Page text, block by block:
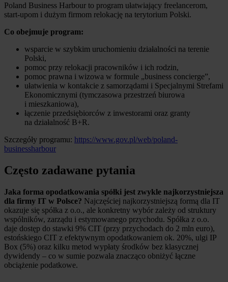
Poland Business Harbour to program ułatwiający freelancerom,
start-upom i dużym firmom relokację na terytorium Polski.
Co obejmuje program:
wsparcie w szybkim uruchomieniu działalności na terenie
Polski,
pomoc przy relokacji pracowników i ich rodzin,
pomoc prawna i wizowa w formule „business concierge”,
ułatwienia w kontakcie z samorządami i Specjalnymi Strefami
Ekonomicznymi (tymczasowa przestrzeń biurowa
i mieszkaniowa),
łączenie przedsiębiorców z inwestorami oraz granty
na działalność B+R.
Szczegóły programu: https://www.gov.pl/web/poland-
businessharbour
Często zadawane pytania
Jaka forma opodatkowania spółki jest zwykle najkorzystniejsza
dla firmy IT w Polsce? Najczęściej najkorzystniejszą formą dla IT
okazuje się spółka z o.o., ale konkretny wybór zależy od struktury
wspólników, zarządu i estymowanego przychodu. Spółka z o.o.
daje dostęp do stawki 9% CIT (przy przychodach do 2 mln euro),
estońskiego CIT z efektywnym opodatkowaniem ok. 20%, ulgi IP
Box (5%) oraz kilku metod wypłaty środków bez klasycznej
dywidendy – co w sumie pozwala znacząco obniżyć łączne
obciążenie podatkowe.